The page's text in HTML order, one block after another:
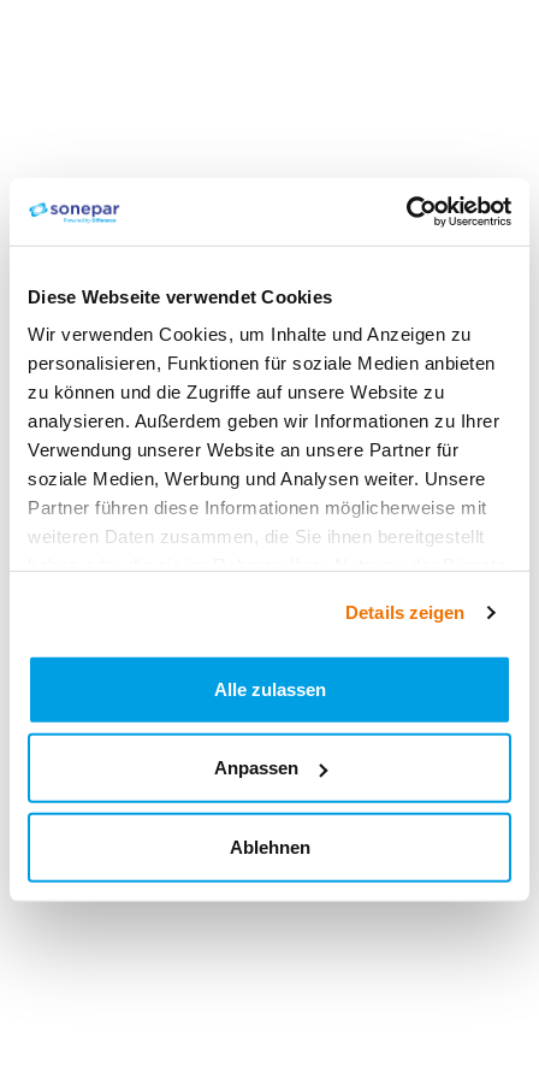
Diese Webseite verwendet Cookies
Wir verwenden Cookies, um Inhalte und Anzeigen zu
personalisieren, Funktionen für soziale Medien anbieten
zu können und die Zugriffe auf unsere Website zu
analysieren. Außerdem geben wir Informationen zu Ihrer
Verwendung unserer Website an unsere Partner für
soziale Medien, Werbung und Analysen weiter. Unsere
Partner führen diese Informationen möglicherweise mit
weiteren Daten zusammen, die Sie ihnen bereitgestellt
Details zeigen
Alle zulassen
Anpassen
Ablehnen